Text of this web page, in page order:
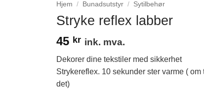
Hjem / Bunadsutstyr / Sytilbehør
Stryke reflex labber
45 kr ink. mva.
Dekorer dine tekstiler med sikkerhet
Strykereflex. 10 sekunder ster varme ( om
det)